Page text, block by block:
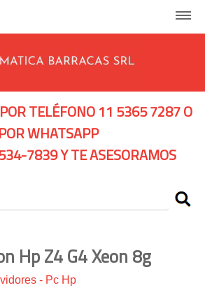
TELÉFONO 11 5365 7287 O
POR WHATSAPP
7839 Y TE ASESORAMOS
Hp Z4 G4 Xeon 8g
- Pc Hp